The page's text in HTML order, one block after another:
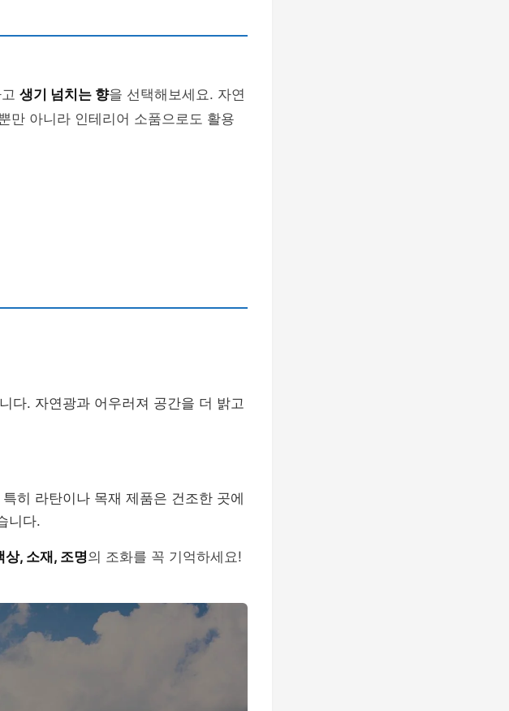
생기 넘치는 향을 선택해보세요. 자연
만 아니라 인테리어 소품으로도 활용
다. 자연광과 어우러져 공간을 더 밝고
히 라탄이나 목재 제품은 건조한 곳에
니다.
상, 소재, 조명의 조화를 꼭 기억하세요!